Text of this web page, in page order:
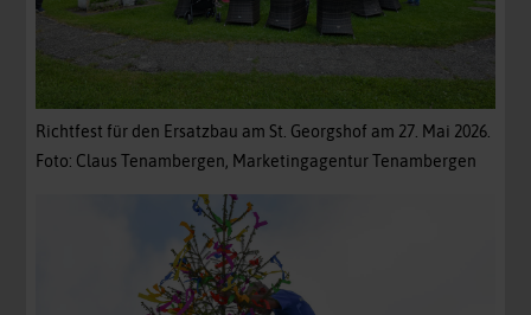
Richtfest für den Ersatzbau am St. Georgshof am 27. Mai 2026.
Foto: Claus Tenambergen, Marketingagentur Tenambergen